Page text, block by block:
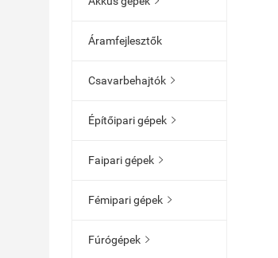
Áramfejlesztők
Csavarbehajtók 
Építőipari gépek 
Faipari gépek 
Fémipari gépek 
Fúrógépek 